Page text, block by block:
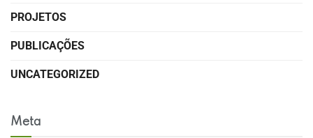
PROJETOS
PUBLICAÇÕES
UNCATEGORIZED
Meta